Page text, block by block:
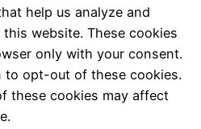
help us analyze and
website. These cookies
only with your consent.
to opt-out of these cookies.
these cookies may affect